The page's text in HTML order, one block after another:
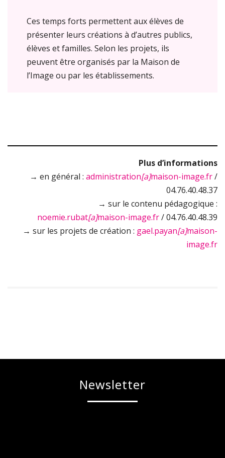
Ces temps forts permettent aux élèves de
présenter leurs créations à d’autres publics,
élèves et familles. Selon les projets, ils
peuvent être organisés par la Maison de
l’Image ou par les établissements.
Plus d’informations
→ en général : administration[a]maison-image.fr/
04.76.40.48.37
→ sur le contenu pédagogique :
noemie.rubat[a]maison-image.fr/ 04.76.40.48.39
→ sur les projets de création : gael.payan[a]maison-
image.fr
Newsletter